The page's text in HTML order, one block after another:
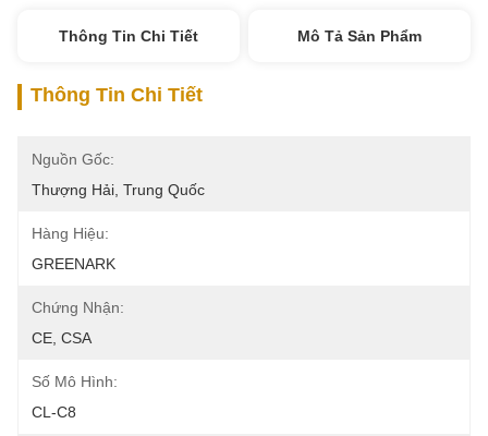
Thông Tin Chi Tiết Mô Tả Sản Phẩm
Thông Tin Chi Tiết
Nguồn Gốc:
Thượng Hải, Trung Quốc
Hàng Hiệu:
GREENARK
Chứng Nhận:
CE, CSA
Số Mô Hình:
CL-C8